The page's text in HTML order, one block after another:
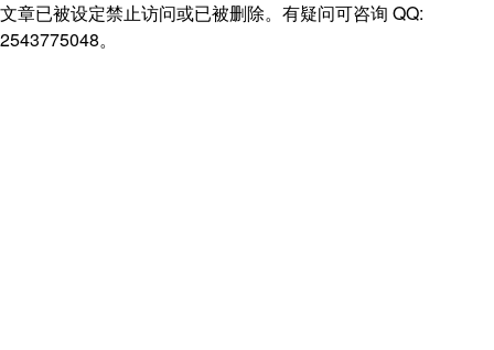
文章已被设定禁止访问或已被删除。有疑问可咨询 QQ:
2543775048。